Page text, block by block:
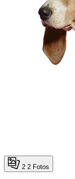
2 2 Fotos